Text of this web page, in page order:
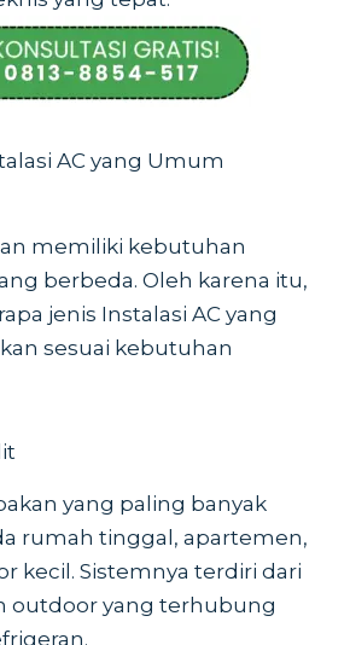
AC yang Umum
memiliki kebutuhan
berbeda. Oleh karena itu,
jenis Instalasi AC yang
sesuai kebutuhan
yang paling banyak
rumah tinggal, apartemen,
kecil. Sistemnya terdiri dari
outdoor yang terhubung